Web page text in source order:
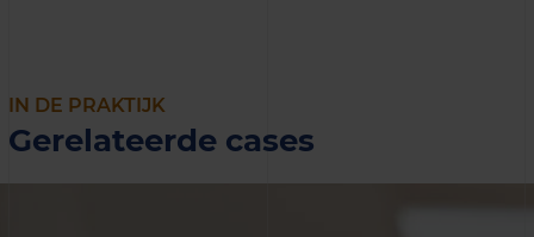
IN DE PRAKTIJK
Gerelateerde cases